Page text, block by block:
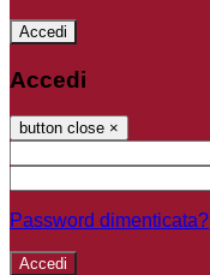
Accedi
Accedi
button close ×
Password dimenticata?